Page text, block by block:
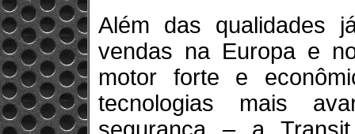
Além das qualidades
vendas na Europa e
motor forte e
tecnologias mais